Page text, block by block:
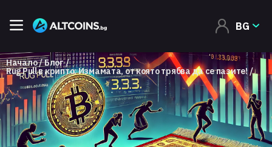
BG
Начало Блог
Rug Pull в крипто: Измамата, от която трябва да се пазите!